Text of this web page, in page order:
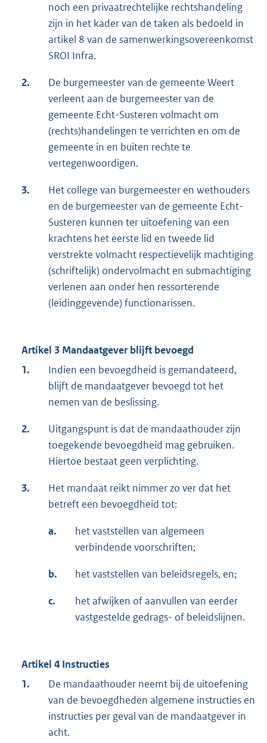
noch een privaatrechtelijke rechtshandeling
zijn in het kader van de taken als bedoeld in
artikel 8 van de samenwerkingsovereenkomst
SROI Infra.
2.
De burgemeester van de gemeente Weert
verleent aan de burgemeester van de
gemeente Echt-Susteren volmacht om
(rechts)handelingen te verrichten en om de
gemeente in en buiten rechte te
vertegenwoordigen.
3.
Het college van burgemeester en wethouders
en de burgemeester van de gemeente Echt-
Susteren kunnen ter uitoefening van een
krachtens het eerste lid en tweede lid
verstrekte volmacht respectievelijk machtiging
(schriftelijk) ondervolmacht en submachtiging
verlenen aan onder hen ressorterende
(leidinggevende) functionarissen.
Artikel 3 Mandaatgever blijft bevoegd
1.
Indien een bevoegdheid is gemandateerd,
blijft de mandaatgever bevoegd tot het
nemen van de beslissing.
2.
Uitgangspunt is dat de mandaathouder zijn
toegekende bevoegdheid mag gebruiken.
Hiertoe bestaat geen verplichting.
3.
Het mandaat reikt nimmer zo ver dat het
betreft een bevoegdheid tot:
a.
het vaststellen van algemeen
verbindende voorschriften;
b. het vaststellen van beleidsregels, en;
c.
het afwijken of aanvullen van eerder
vastgestelde gedrags- of beleidslijnen.
Artikel 4 Instructies
1.
De mandaathouder neemt bij de uitoefening
van de bevoegdheden algemene instructies en
instructies per geval van de mandaatgever in
acht.